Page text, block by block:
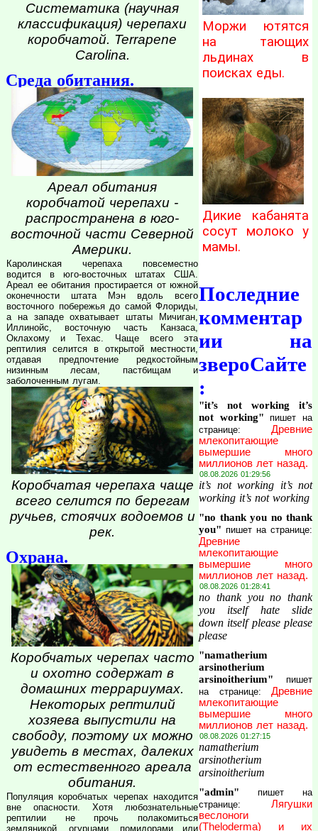
Систематика (научная
классификация) черепахи
коробчатой. Terrapene
Carolina.
Среда обитания.
Ареал обитания
коробчатой черепахи -
распространена в юго-
восточной части Северной
Америки.
Каролинская черепаха повсеместно
водится в юго-восточных штатах США.
Ареал ее обитания простирается от южной
оконечности штата Мэн вдоль всего
восточного побережья до самой Флориды,
а на западе охватывает штаты Мичиган,
Иллинойс, восточную часть Канзаса,
Оклахому и Техас. Чаще всего эта
рептилия селится в открытой местности,
отдавая предпочтение редкостойным
низинным лесам, пастбищам и
заболоченным лугам.
Коробчатая черепаха чаще
всего селится по берегам
ручьев, стоячих водоемов и
рек.
Охрана.
Коробчатых черепах часто
и охотно содержат в
домашних террариумах.
Некоторых рептилий
хозяева выпустили на
свободу, поэтому их можно
увидеть в местах, далеких
от естественного ареала
обитания.
Популяция коробчатых черепах находится
вне опасности. Хотя любознательные
рептилии не прочь полакомиться
земляникой, огурцами, помидорами или
Моржи ютятся
на тающих
льдинах в
поисках еды.
Дикие кабанята
сосут молоко у
мамы.
Последние
комментар
ии на
звероСайте
:
"it’s not working it’s
not working" пишет на
странице: Древние
млекопитающие
вымершие много
миллионов лет назад.
08.08.2026 01:29:56
it’s not working it’s not
working it’s not working
"no thank you no thank
you" пишет на странице:
Древние
млекопитающие
вымершие много
миллионов лет назад.
08.08.2026 01:28:41
no thank you no thank
you itself hate slide
down itself please please
please
"namatherium
arsinotherium
arsinoitherium" пишет
на странице: Древние
млекопитающие
вымершие много
миллионов лет назад.
08.08.2026 01:27:15
namatherium
arsinotherium
arsinoitherium
"admin" пишет на
странице: Лягушки
веслоноги
(Theloderma) и их